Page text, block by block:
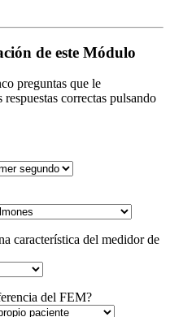
de este Módulo
preguntas que le
correctas pulsando
característica del medidor de
del FEM?